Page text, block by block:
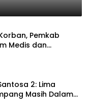
Pemkab
Medis dan
Kalianget
2: Lima
Masih Dalam